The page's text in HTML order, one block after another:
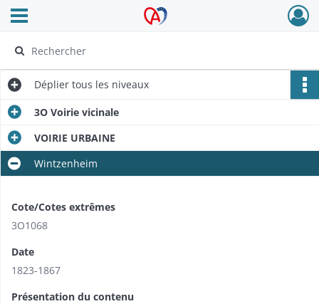
Archives Alsace - Colmar
Ouvrir le menu déroulant
Déplier tous les niveaux
3O Voirie vicinale
VOIRIE URBAINE
Wintzenheim
Cote/Cotes extrêmes
3O1068
Date
1823-1867
Présentation du contenu